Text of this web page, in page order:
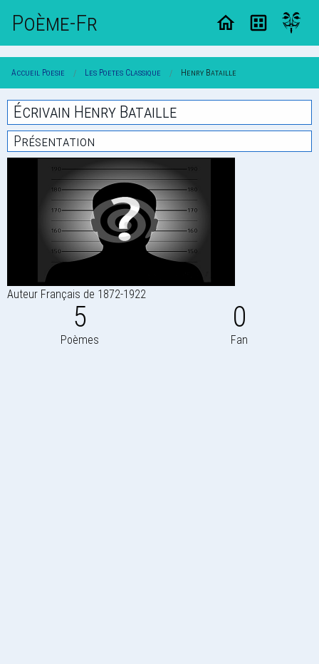
Poème-Fr
Accueil Poesie Les Poetes Classique Henry Bataille
Écrivain Henry Bataille
Présentation
Auteur Français de 1872-1922
5
Poèmes
0
Fan